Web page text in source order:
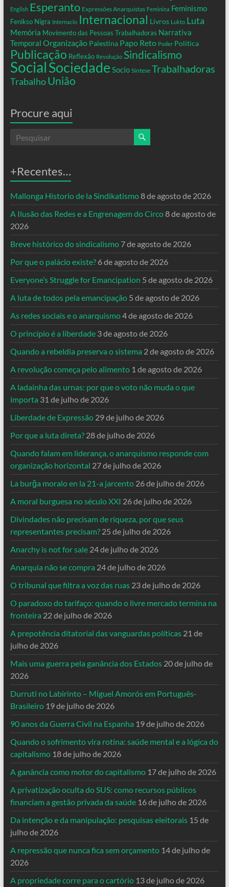
English Esperanto Expressões Anarquistas Feminina Feminismo
Fenikso Nigra Internacio Internacional Livros Lukto Luta
Memória Movimento das Pessoas Trabalhadoras Narrativa
Temporal Organização Palestina Papo Reto Poder Política
Publicação Reflexão Revolução Sindicalismo
SocialSociedade Socio Síntese Trabalhadoras
Trabalho União
Procure aqui
+Recentes…
Mallonga Historio de la Sindikatismo8 de agosto de 2026
A Ilusão das Redes e a Engrenagem do Circo8 de agosto de
2026
Breve histórico do sindicalismo 7 de agosto de 2026
Por que o palácio existe? 6 de agosto de 2026
Everyone’s Struggle for Emancipation 5 de agosto de 2026
A luta de todos pela emancipação 5 de agosto de 2026
As redes sociais e o anarquismo4 de agosto de 2026
O princípio é a liberdade 3 de agosto de 2026
Quando a rebeldia preserva o sistema 2 de agosto de 2026
A revolução começa pelo alimento 1 de agosto de 2026
A ladainha das urnas: por que o voto não muda o que
importa 31 de julho de 2026
Liberdade de Expressão 29 de julho de 2026
Por que a luta direta? 28 de julho de 2026
Quando falam em liderança, o anarquismo responde com
organização horizontal 27 de julho de 2026
La burĝa moralo en la 21-a jarcento 26 de julho de 2026
A moral burguesa no século XXI 26 de julho de 2026
Divindades não precisam de riqueza, por que seus
representantes precisam? 25 de julho de 2026
Anarchy is not for sale 24 de julho de 2026
Anarquia não se compra 24 de julho de 2026
O tribunal que filtra a voz das ruas 23 de julho de 2026
O paradoxo do tarifaço: quando o livre mercado termina na
fronteira 22 de julho de 2026
A prepotência ditatorial das vanguardas políticas 21 de
julho de 2026
Mais uma guerra pela ganância dos Estados 20 de julho de
2026
Durruti no Labirinto – Miguel Amorós em Português-
Brasileiro 19 de julho de 2026
90 anos da Guerra Civil na Espanha 19 de julho de 2026
Quando o sofrimento vira rotina: saúde mental e a lógica do
capitalismo 18 de julho de 2026
A ganância como motor do capitalismo 17 de julho de 2026
A privatização oculta do SUS: como recursos públicos
financiam a gestão privada da saúde 16 de julho de 2026
Da intenção e da manipulação: pesquisas eleitorais 15 de
julho de 2026
A repressão que nunca fica sem orçamento 14 de julho de
2026
A propriedade corre para o cartório 13 de julho de 2026